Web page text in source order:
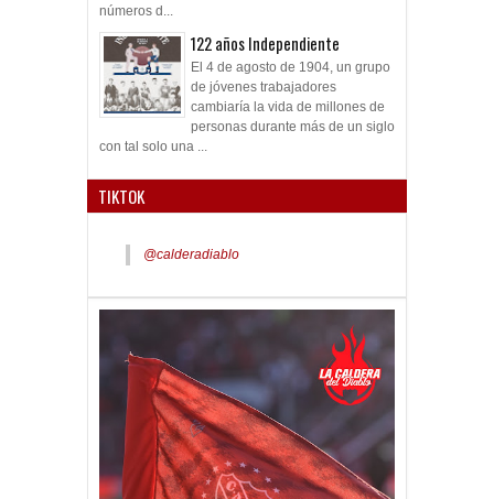
números d...
122 años Independiente
El 4 de agosto de 1904, un grupo
de jóvenes trabajadores
cambiaría la vida de millones de
personas durante más de un siglo
con tal solo una ...
TIKTOK
@calderadiablo